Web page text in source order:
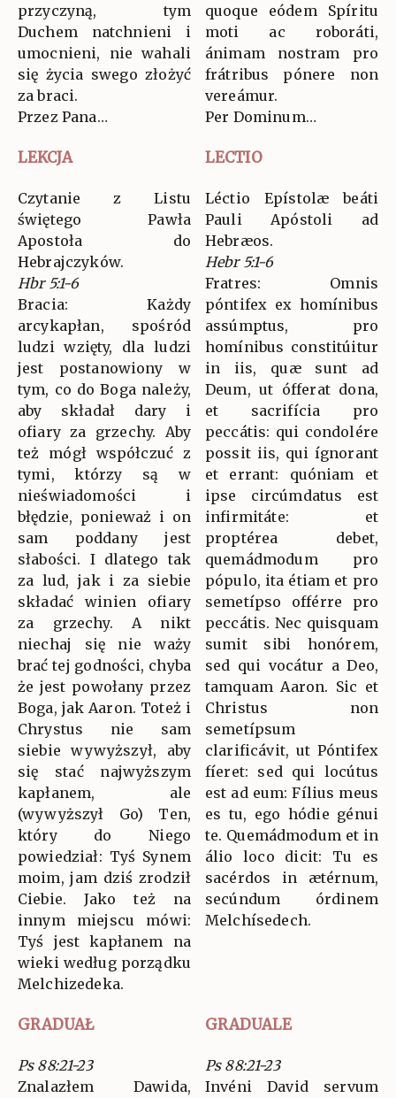
przyczyną, tym
Duchem natchnieni i
umocnieni, nie wahali
się życia swego złożyć
za braci.
Przez Pana…
quoque eódem Spíritu
moti ac roboráti,
ánimam nostram pro
frátribus pónere non
vereámur.
Per Dominum…
LEKCJA LECTIO
Czytanie z Listu
świętego Pawła
Apostoła do
Hebrajczyków.
Hbr 5:1-6
Bracia: Każdy
arcykapłan, spośród
ludzi wzięty, dla ludzi
jest postanowiony w
tym, co do Boga należy,
aby składał dary i
ofiary za grzechy. Aby
też mógł współczuć z
tymi, którzy są w
nieświadomości i
błędzie, ponieważ i on
sam poddany jest
słabości. I dlatego tak
za lud, jak i za siebie
składać winien ofiary
za grzechy. A nikt
niechaj się nie waży
brać tej godności, chyba
że jest powołany przez
Boga, jak Aaron. Toteż i
Chrystus nie sam
siebie wywyższył, aby
się stać najwyższym
kapłanem, ale
(wywyższył Go) Ten,
który do Niego
powiedział: Tyś Synem
moim, jam dziś zrodził
Ciebie. Jako też na
innym miejscu mówi:
Tyś jest kapłanem na
wieki według porządku
Melchizedeka.
Léctio Epístolæ beáti
Pauli Apóstoli ad
Hebræos.
Hebr 5:1-6
Fratres: Omnis
póntifex ex homínibus
assúmptus, pro
homínibus constitúitur
in iis, quæ sunt ad
Deum, ut ófferat dona,
et sacrifícia pro
peccátis: qui condolére
possit iis, qui ígnorant
et errant: quóniam et
ipse circúmdatus est
infirmitáte: et
proptérea debet,
quemádmodum pro
pópulo, ita étiam et pro
semetípso offérre pro
peccátis. Nec quisquam
sumit sibi honórem,
sed qui vocátur a Deo,
tamquam Aaron. Sic et
Christus non
semetípsum
clarificávit, ut Póntifex
fíeret: sed qui locútus
est ad eum: Fílius meus
es tu, ego hódie génui
te. Quemádmodum et in
álio loco dicit: Tu es
sacérdos in ætérnum,
secúndum órdinem
Melchísedech.
GRADUAŁ GRADUALE
Ps 88:21-23
Znalazłem Dawida,
Ps 88:21-23
Invéni David servum